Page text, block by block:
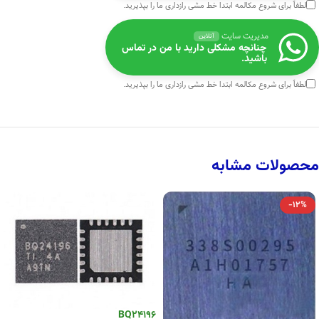
لطفاً برای شروع مکالمه ابتداخط مشی رازداری ما را بپذیرید.
مدیریت سایت آنلاین
چنانچه مشکلی دارید با من در تماس
باشید.
لطفاً برای شروع مکالمه ابتداخط مشی رازداری ما را بپذیرید.
محصولات مشابه
-12%
BQ24196